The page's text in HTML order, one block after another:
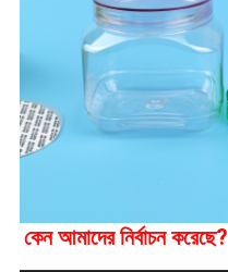
কেন আমাদের নির্বাচন করেছে?